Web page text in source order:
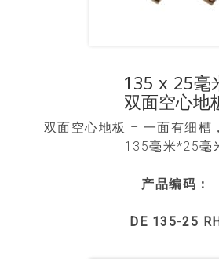
135 x 25毫
双面空心地
双面空心地板 – 一面有细槽
135毫米*25毫
产品编码：
DE 135-25